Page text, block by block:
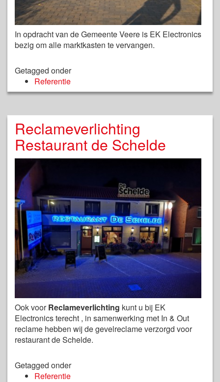
In opdracht van de Gemeente Veere is EK Electronics
bezig om alle marktkasten te vervangen.
Getagged onder
Referentie
Reclameverlichting
Restaurant de Schelde
Ook voorReclameverlichting kunt u bij EK
Electronics terecht , in samenwerking met In & Out
reclame hebben wij de gevelreclame verzorgd voor
restaurant de Schelde.
Getagged onder
Referentie